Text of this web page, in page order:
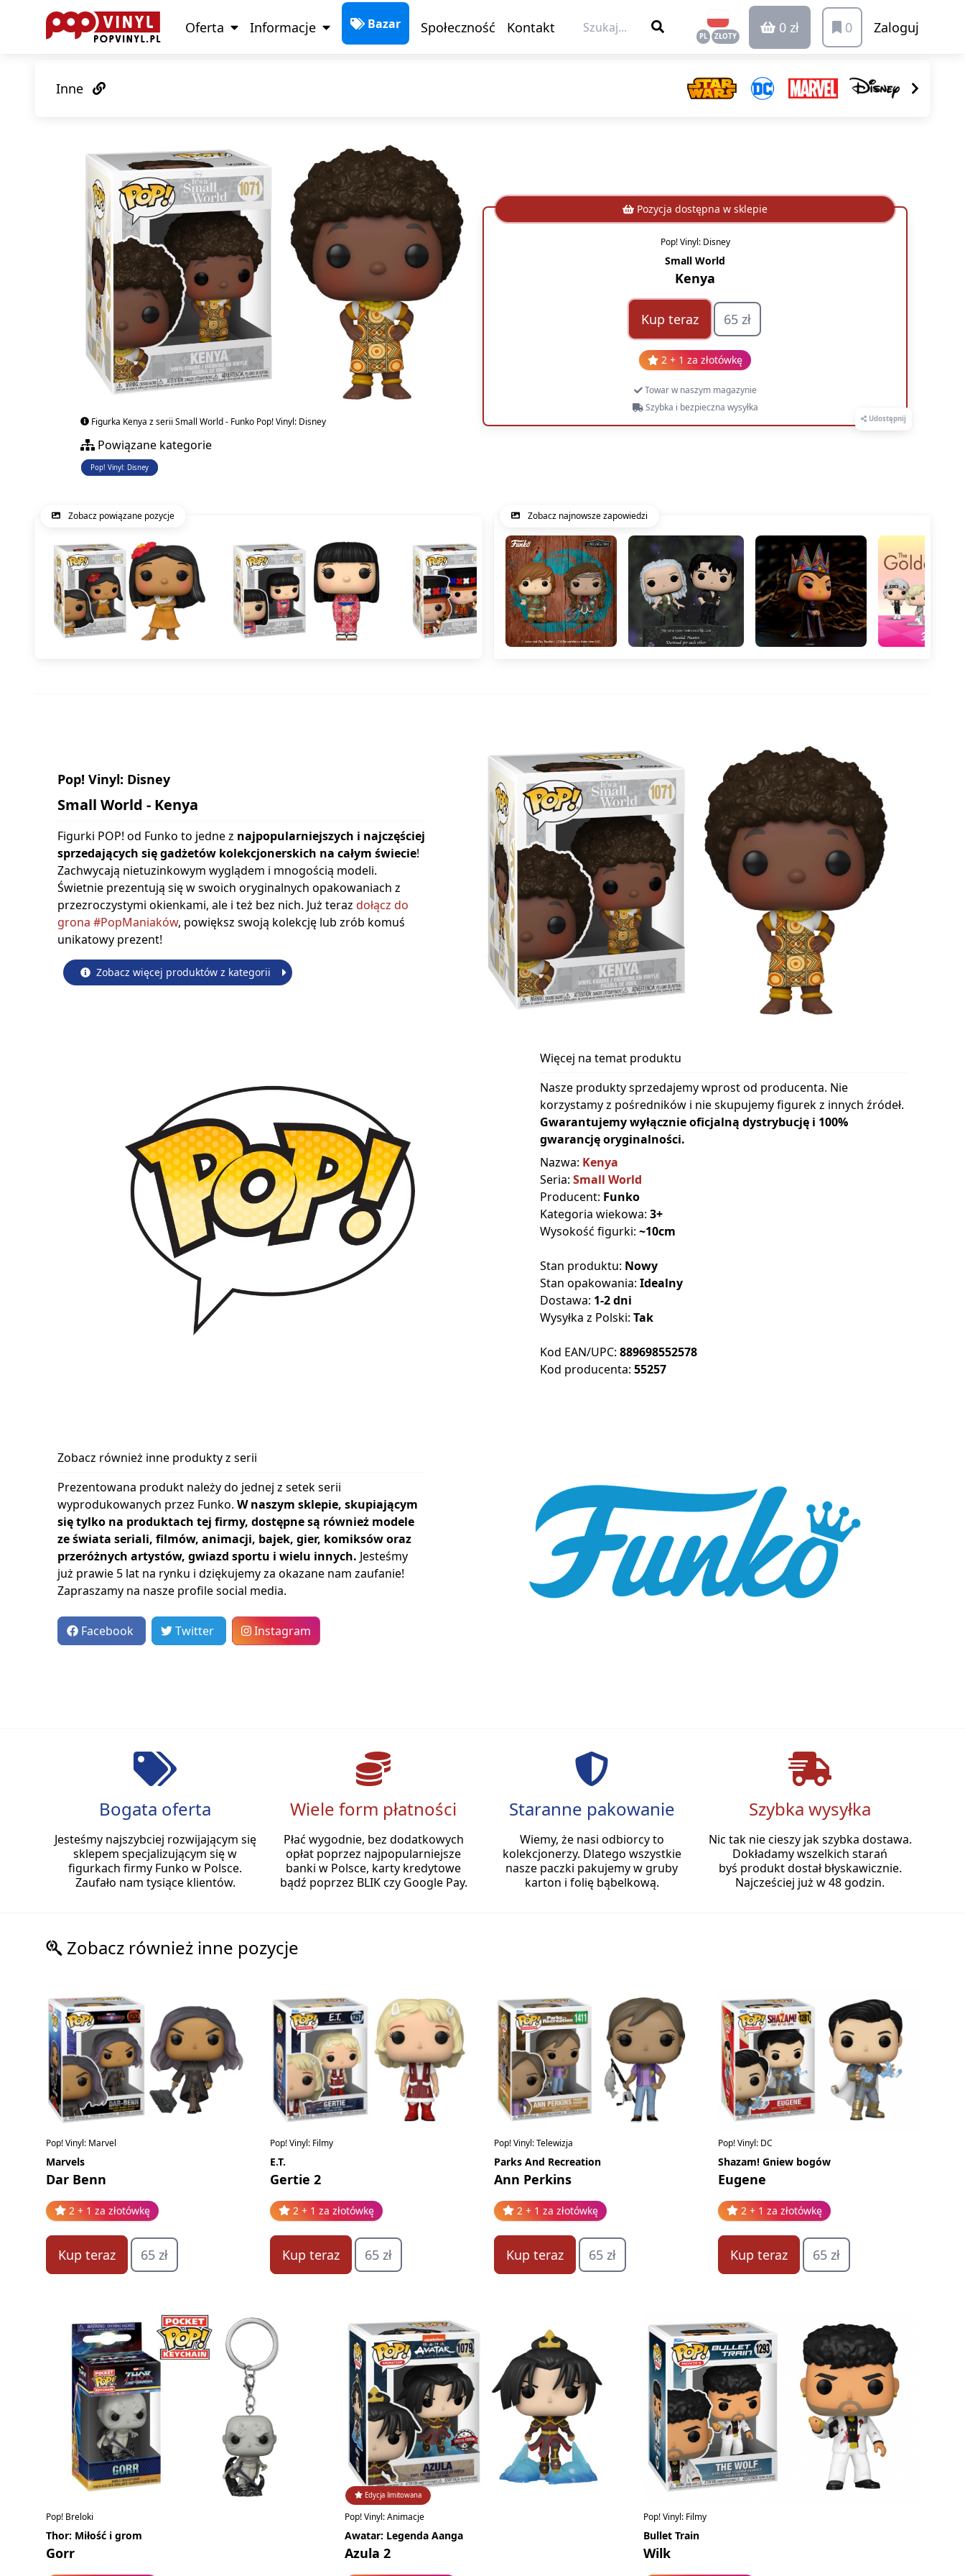
Oferta Informacje Bazar Społeczność Kontakt
PL ZŁOTY
0 zł 0 Zaloguj
Inne
Figurka Kenya z serii Small World - Funko Pop! Vinyl: Disney
Powiązane kategorie
Pop! Vinyl: Disney
Udostępnij
Pozycja dostępna w sklepie
Pop! Vinyl: Disney
Small World
Kenya
Kup teraz 65 zł
2 + 1 za złotówkę
Towar w naszym magazynie
Szybka i bezpieczna wysyłka
Zobacz powiązane pozycje
Edycja powiększona
Zobacz najnowsze zapowiedzi
Pop! Vinyl: Disney
Small World - Kenya
Figurki POP! od Funko to jedne z najpopularniejszych i najczęściej
sprzedających się gadżetów kolekcjonerskich na całym świecie!
Zachwycają nietuzinkowym wyglądem i mnogością modeli.
Świetnie prezentują się w swoich oryginalnych opakowaniach z
przezroczystymi okienkami, ale i też bez nich. Już teraz dołącz do
grona #PopManiaków, powiększ swoją kolekcję lub zrób komuś
unikatowy prezent!
Zobacz więcej produktów z kategorii
Więcej na temat produktu
Nasze produkty sprzedajemy wprost od producenta. Nie
korzystamy z pośredników i nie skupujemy figurek z innych źródeł.
Gwarantujemy wyłącznie oficjalną dystrybucję i 100%
gwarancję oryginalności.
Nazwa: Kenya
Seria: Small World
Producent: Funko
Kategoria wiekowa: 3+
Wysokość figurki: ~10cm
Stan produktu: Nowy
Stan opakowania: Idealny
Dostawa: 1-2 dni
Wysyłka z Polski: Tak
Kod EAN/UPC: 889698552578
Kod producenta: 55257
Zobacz również inne produkty z serii
Prezentowana produkt należy do jednej z setek serii
wyprodukowanych przez Funko. W naszym sklepie, skupiającym
się tylko na produktach tej firmy, dostępne są również modele
ze świata seriali, filmów, animacji, bajek, gier, komiksów oraz
przeróżnych artystów, gwiazd sportu i wielu innych. Jesteśmy
już prawie 5 lat na rynku i dziękujemy za okazane nam zaufanie!
Zapraszamy na nasze profile social media.
Facebook Twitter Instagram
Bogata oferta
Jesteśmy najszybciej rozwijającym się
sklepem specjalizującym się w
figurkach firmy Funko w Polsce.
Zaufało nam tysiące klientów.
Wiele form płatności
Płać wygodnie, bez dodatkowych
opłat poprzez najpopularniejsze
banki w Polsce, karty kredytowe
bądź poprzez BLIK czy Google Pay.
Staranne pakowanie
Wiemy, że nasi odbiorcy to
kolekcjonerzy. Dlatego wszystkie
nasze paczki pakujemy w gruby
karton i folię bąbelkową.
Szybka wysyłka
Nic tak nie cieszy jak szybka dostawa.
Dokładamy wszelkich starań
byś produkt dostał błyskawicznie.
Najcześciej już w 48 godzin.
Zobacz również inne pozycje
Pop! Vinyl: Marvel
Marvels
Dar Benn
2 + 1 za złotówkę
Kup teraz 65 zł
Pop! Vinyl: Filmy
E.T.
Gertie 2
2 + 1 za złotówkę
Kup teraz 65 zł
Pop! Vinyl: Telewizja
Parks And Recreation
Ann Perkins
2 + 1 za złotówkę
Kup teraz 65 zł
Pop! Vinyl: DC
Shazam! Gniew bogów
Eugene
2 + 1 za złotówkę
Kup teraz 65 zł
Pop! Breloki
Thor: Miłość i grom
Gorr
Edycja limitowana
Pop! Vinyl: Animacje
Awatar: Legenda Aanga
Azula 2
Pop! Vinyl: Filmy
Bullet Train
Wilk